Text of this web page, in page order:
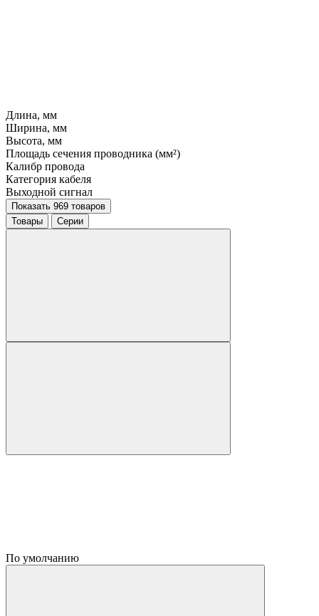
Длина, мм
Ширина, мм
Высота, мм
Площадь сечения проводника (мм²)
Калибр провода
Категория кабеля
Выходной сигнал
Показать 969 товаров
Товары
Серии
По умолчанию